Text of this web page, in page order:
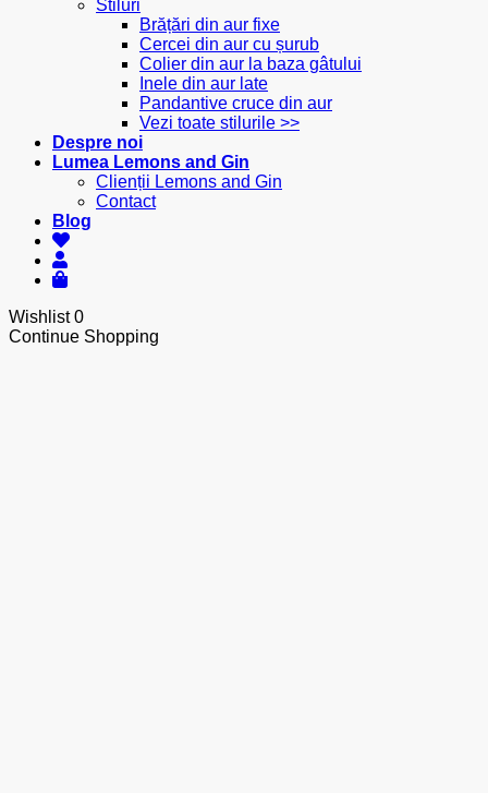
Stiluri
Brățări din aur fixe
Cercei din aur cu șurub
Colier din aur la baza gâtului
Inele din aur late
Pandantive cruce din aur
Vezi toate stilurile >>
Despre noi
Lumea Lemons and Gin
Clienții Lemons and Gin
Contact
Blog
Wishlist0
Continue Shopping